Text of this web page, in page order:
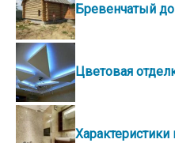
Бревенчатый
Цветовая